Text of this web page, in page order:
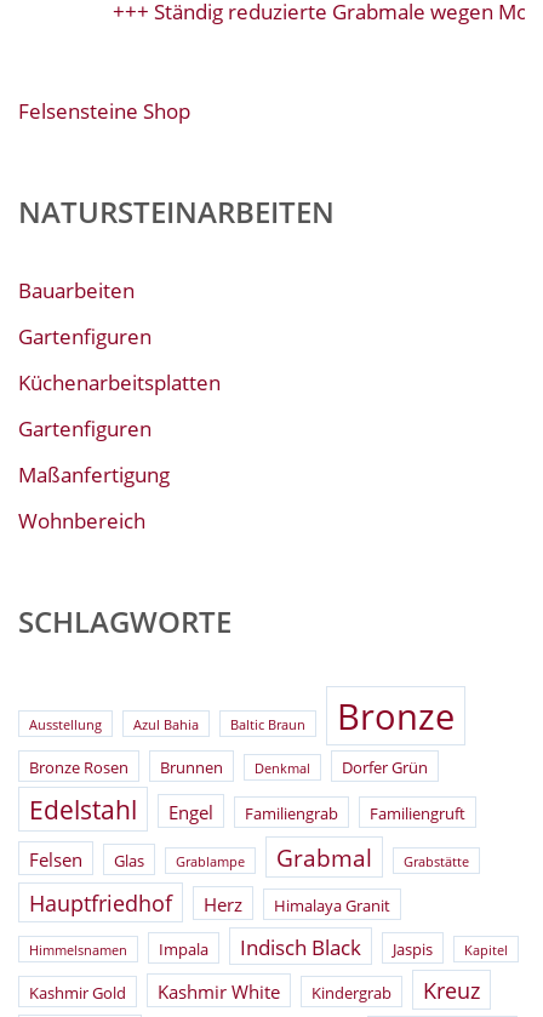
+++ Ständig reduzierte Grabmale wegen
Felsensteine Shop
NATURSTEINARBEITEN
Bauarbeiten
Gartenfiguren
Küchenarbeitsplatten
Gartenfiguren
Maßanfertigung
Wohnbereich
SCHLAGWORTE
Ausstellung Azul Bahia Baltic Braun Bronze
Bronze Rosen Brunnen Denkmal Dorfer Grün
Edelstahl Engel Familiengrab Familiengruft
Felsen Glas Grablampe Grabmal Grabstätte
Hauptfriedhof Herz Himalaya Granit
Himmelsnamen Impala Indisch Black Jaspis Kapitel
Kashmir Gold Kashmir White Kindergrab Kreuz